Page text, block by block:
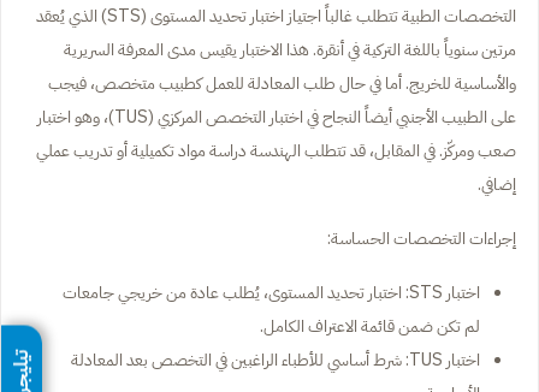
التخصصات الطبية تتطلب غالباً اجتياز اختبار تحديد المستوى (STS) الذي يُعقد
مرتين سنوياً باللغة التركية في أنقرة. هذا الاختبار يقيس مدى المعرفة السريرية
والأساسية للخريج. أما في حال طلب المعادلة للعمل كطبيب متخصص، فيجب
على الطبيب الأجنبي أيضاً النجاح في اختبار التخصص المركزي (TUS)، وهو اختبار
صعب ومركّز. في المقابل، قد تتطلب الهندسة دراسة مواد تكميلية أو تدريب عملي
إضافي.
إجراءات التخصصات الحساسة:
اختبار STS: اختبار تحديد المستوى، يُطلب عادة من خريجي جامعات
لم تكن ضمن قائمة الاعتراف الكامل.
اختبار TUS: شرط أساسي للأطباء الراغبين في التخصص بعد المعادلة